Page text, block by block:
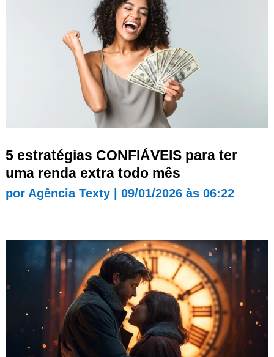
5 estratégias CONFIÁVEIS para ter
uma renda extra todo mês
por Agência Texty| 09/01/2026 às 06:22